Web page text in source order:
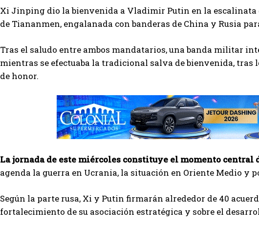
Xi Jinping dio la bienvenida a Vladimir Putin en la escalinata
de Tiananmen, engalanada con banderas de China y Rusia
Tras el saludo entre ambos mandatarios, una banda militar
mientras se efectuaba la tradicional salva de bienvenida,
de honor.
La jornada de este miércoles constituye el momento central
agenda la guerra en Ucrania, la situación en Oriente Medio y
Según la parte rusa, Xi y Putin firmarán alrededor de 40
fortalecimiento de su asociación estratégica y sobre el